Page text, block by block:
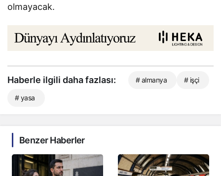
olmayacak.
Haberle ilgili daha fazlası: # almanya # işçi
# yasa
Benzer Haberler